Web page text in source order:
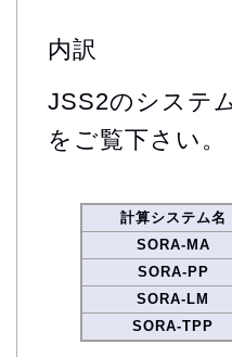
内訳
JSS2のシステ
をご覧下さい。
計算システム名
SORA-MA
SORA-PP
SORA-LM
SORA-TPP